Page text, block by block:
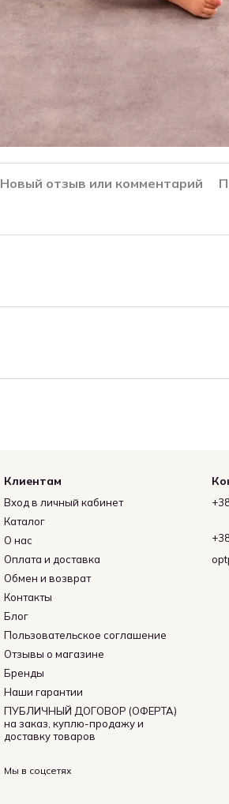
Новый отзыв или комментарий
Клиентам
Вход в личный кабинет
Каталог
О нас
Оплата и доставка
Обмен и возврат
Контакты
Блог
Пользовательское соглашение
Отзывы о магазине
Бренды
Наши гарантии
ПУБЛИЧНЫЙ ДОГОВОР (ОФЕРТА)
на заказ, куплю-продажу и
доставку товаров
Мы в соцсетях